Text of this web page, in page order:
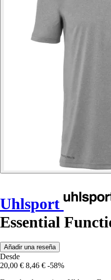
Uhlsport
Essential
Añadir una reseña
Desde
20,00 € 8,46 € -58%